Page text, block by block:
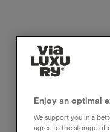
Enjoy an optimal
We support you in a
agree to the storage of